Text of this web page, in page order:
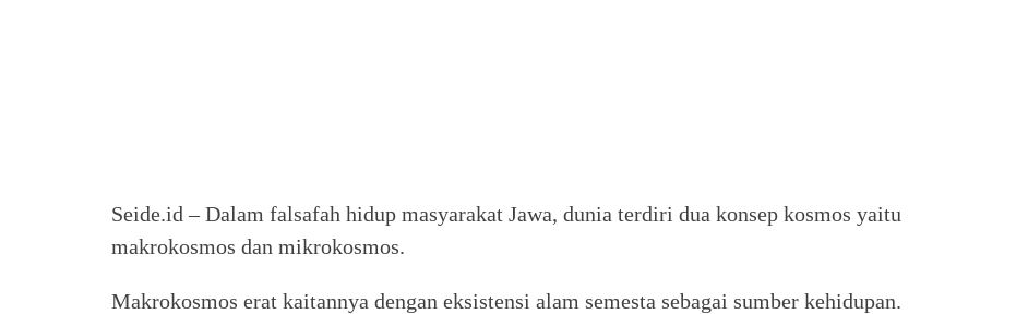
Seide.id – Dalam falsafah hidup masyarakat Jawa, dunia terdiri dua konsep kosmos yaitu
makrokosmos dan mikrokosmos.
Makrokosmos erat kaitannya dengan eksistensi alam semesta sebagai sumber kehidupan.